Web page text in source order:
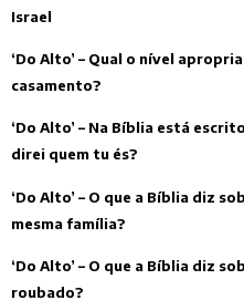
Israel
‘Do Alto’ – Qual o nível
casamento?
‘Do Alto’ – Na Bíblia está
direi quem tu és?
‘Do Alto’ – O que a Bíblia diz
mesma família?
‘Do Alto’ – O que a Bíblia diz
roubado?